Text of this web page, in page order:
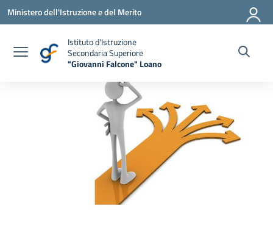
Vai ai contenuti
Vai al menu di navigazione
Vai al footer
Ministero dell'Istruzione e del Merito
Istituto d'Istruzione
Secondaria Superiore
"Giovanni Falcone" Loano